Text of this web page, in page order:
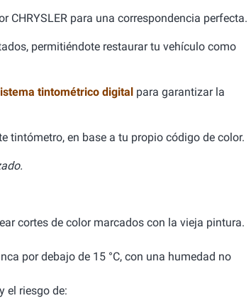
CHRYSLER para una correspondencia perfecta.
permitiéndote restaurar tu vehículo como
tintométrico digital para garantizar la
tintómetro, en base a tu propio código de color.
cortes de color marcados con la vieja pintura.
por debajo de 15 °C, con una humedad no
el riesgo de: